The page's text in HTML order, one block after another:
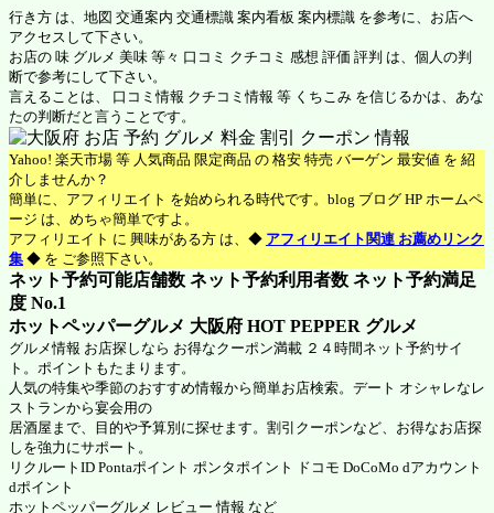
行き方 は、地図 交通案内 交通標識 案内看板 案内標識 を参考に、お店へ
アクセスして下さい。
お店の 味 グルメ 美味 等々 口コミ クチコミ 感想 評価 評判 は、個人の判
断で参考にして下さい。
言えることは、 口コミ情報 クチコミ情報 等 くちこみ を信じるかは、あな
たの判断だと言うことです。
Yahoo! 楽天市場 等 人気商品 限定商品 の 格安 特売 バーゲン 最安値 を 紹
介しませんか？
簡単に、アフィリエイト を始められる時代です。blog ブログ HP ホームペ
ージ は、めちゃ簡単ですよ。
アフィリエイト に 興味がある方 は、◆ アフィリエイト関連 お薦めリンク
集 ◆ を ご参照下さい。
ネット予約可能店舗数 ネット予約利用者数 ネット予約満足
度 No.1
ホットペッパーグルメ 大阪府 HOT PEPPER グルメ
グルメ情報 お店探しなら お得なクーポン満載 ２４時間ネット予約サイ
ト。ポイントもたまります。
人気の特集や季節のおすすめ情報から簡単お店検索。デート オシャレなレ
ストランから宴会用の
居酒屋まで、目的や予算別に探せます。割引クーポンなど、お得なお店探
しを強力にサポート。
リクルートID Pontaポイント ポンタポイント ドコモ DoCoMo dアカウント
dポイント
ホットペッパーグルメ レビュー 情報 など